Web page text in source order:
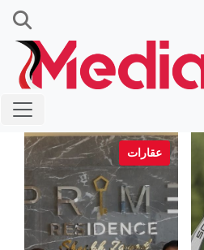
عقارات